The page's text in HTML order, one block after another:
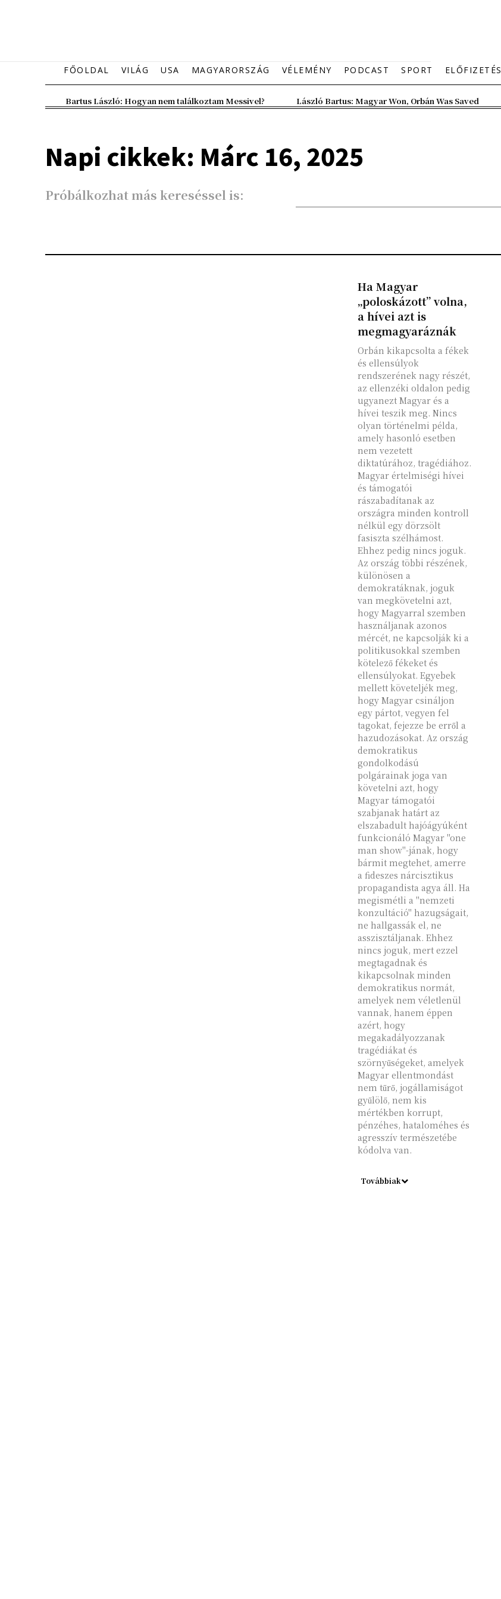
FŐOLDAL VILÁG USA MAGYARORSZÁG VÉLEMÉNY PODCAST SPORT ELŐFIZETÉS
Bartus László: Hogyan nem találkoztam Messivel? László Bartus: Magyar Won, Orbán Was Saved
Napi cikkek: Márc 16, 2025
Próbálkozhat más kereséssel is:
Ha Magyar
„poloskázott” volna,
a hívei azt is
megmagyaráznák
Orbán kikapcsolta a fékek
és ellensúlyok
rendszerének nagy részét,
az ellenzéki oldalon pedig
ugyanezt Magyar és a
hívei teszik meg. Nincs
olyan történelmi példa,
amely hasonló esetben
nem vezetett
diktatúrához, tragédiához.
Magyar értelmiségi hívei
és támogatói
rászabadítanak az
országra minden kontroll
nélkül egy dörzsölt
fasiszta szélhámost.
Ehhez pedig nincs joguk.
Az ország többi részének,
különösen a
demokratáknak, joguk
van megkövetelni azt,
hogy Magyarral szemben
használjanak azonos
mércét, ne kapcsolják ki a
politikusokkal szemben
kötelező fékeket és
ellensúlyokat. Egyebek
mellett követeljék meg,
hogy Magyar csináljon
egy pártot, vegyen fel
tagokat, fejezze be erről a
hazudozásokat. Az ország
demokratikus
gondolkodású
polgárainak joga van
követelni azt, hogy
Magyar támogatói
szabjanak határt az
elszabadult hajóágyúként
funkcionáló Magyar "one
man show"-jának, hogy
bármit megtehet, amerre
a fideszes nárcisztikus
propagandista agya áll. Ha
megismétli a "nemzeti
konzultáció" hazugságait,
ne hallgassák el, ne
asszisztáljanak. Ehhez
nincs joguk, mert ezzel
megtagadnak és
kikapcsolnak minden
demokratikus normát,
amelyek nem véletlenül
vannak, hanem éppen
azért, hogy
megakadályozzanak
tragédiákat és
szörnyűségeket, amelyek
Magyar ellentmondást
nem tűrő, jogállamiságot
gyűlölő, nem kis
mértékben korrupt,
pénzéhes, hataloméhes és
agresszív természetébe
kódolva van.
Továbbiak